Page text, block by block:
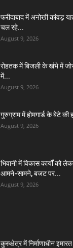
फरीदाबाद में अनोखी कांवड़
चल रहे...
August 9, 2026
रोहतक में बिजली के खंभे में
में...
August 9, 2026
गुरुग्राम में होमगार्ड के बेटे की
August 9, 2026
भिवानी में विकास कार्यों को
आमने-सामने, बजट पर...
August 9, 2026
कुरुक्षेत्र में निर्माणाधीन